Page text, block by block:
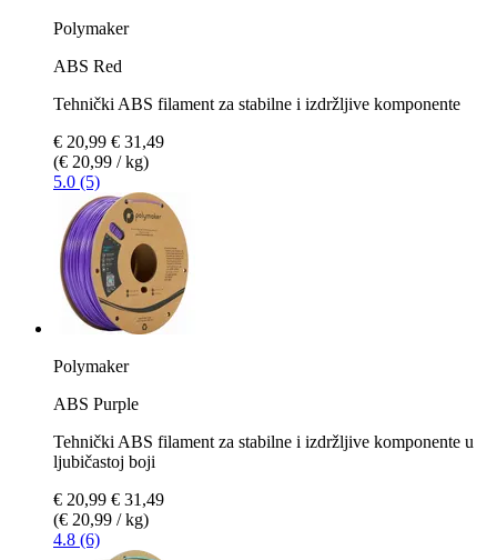
Polymaker
ABS Red
Tehnički ABS filament za stabilne i izdržljive komponente
€ 20,99 € 31,49
(€ 20,99 / kg)
5.0 (5)
Polymaker
ABS Purple
Tehnički ABS filament za stabilne i izdržljive komponente u
ljubičastoj boji
€ 20,99 € 31,49
(€ 20,99 / kg)
4.8 (6)